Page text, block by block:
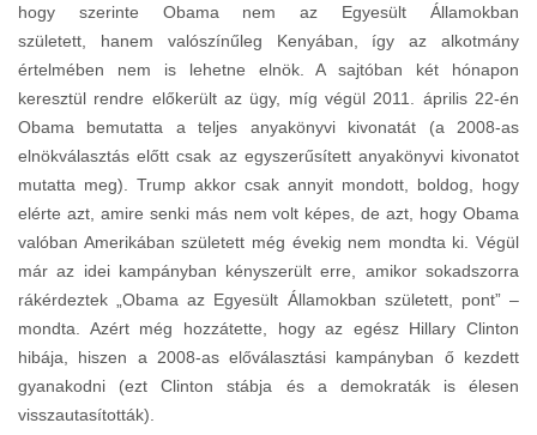
hogy szerinte Obama nem az Egyesült Államokban
született, hanem valószínűleg Kenyában, így az alkotmány
értelmében nem is lehetne elnök. A sajtóban két hónapon
keresztül rendre előkerült az ügy, míg végül 2011. április 22-én
Obama bemutatta a teljes anyakönyvi kivonatát (a 2008-as
elnökválasztás előtt csak az egyszerűsített anyakönyvi kivonatot
mutatta meg). Trump akkor csak annyit mondott, boldog, hogy
elérte azt, amire senki más nem volt képes, de azt, hogy Obama
valóban Amerikában született még évekig nem mondta ki. Végül
már az idei kampányban kényszerült erre, amikor sokadszorra
rákérdeztek „Obama az Egyesült Államokban született, pont” –
mondta. Azért még hozzátette, hogy az egész Hillary Clinton
hibája, hiszen a 2008-as előválasztási kampányban ő kezdett
gyanakodni (ezt Clinton stábja és a demokraták is élesen
visszautasították).